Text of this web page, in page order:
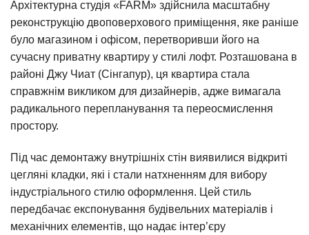
Архітектурна студія «FARM» здійснила масштабну
реконструкцію двоповерхового приміщення, яке раніше
було магазином і офісом, перетворивши його на
сучасну приватну квартиру у стилі лофт. Розташована в
районі Джу Чиат (Сінгапур), ця квартира стала
справжнім викликом для дизайнерів, адже вимагала
радикального перепланування та переосмислення
простору.
Під час демонтажу внутрішніх стін виявилися відкриті
цегляні кладки, які і стали натхненням для вибору
індустріального стилю оформлення. Цей стиль
передбачає експонування будівельних матеріалів і
механічних елементів, що надає інтер’єру